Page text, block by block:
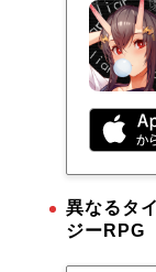
異なるタ
ジーRPG